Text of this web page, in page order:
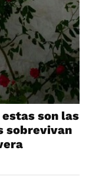
son las
sobrevivan